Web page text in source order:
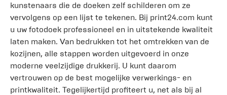
kunstenaars die de doeken zelf schilderen om ze
vervolgens op een lijst te tekenen. Bij print24.com kunt
u uw fotodoek professioneel en in uitstekende kwaliteit
laten maken. Van bedrukken tot het omtrekken van de
kozijnen, alle stappen worden uitgevoerd in onze
moderne veelzijdige drukkerij. U kunt daarom
vertrouwen op de best mogelijke verwerkings- en
printkwaliteit. Tegelijkertijd profiteert u, net als bij al